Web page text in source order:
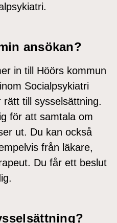
ansökan?
in till Höörs kommun
Socialpsykiatri
till sysselsättning.
för att samtala om
ut. Du kan också
från läkare,
Du får ett beslut